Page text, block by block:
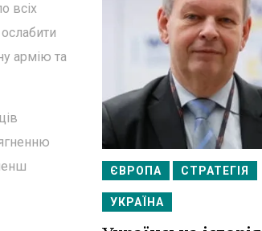
всіх
армію та
ЄВРОПА СТРАТЕГІЯ
УКРАЇНА